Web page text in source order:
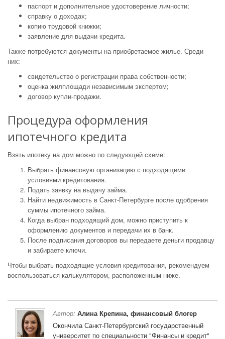
паспорт и дополнительное удостоверение личности;
справку о доходах;
копию трудовой книжки;
заявление для выдачи кредита.
Также потребуются документы на приобретаемое жилье. Среди
них:
свидетельство о регистрации права собственности;
оценка жилплощади независимым экспертом;
договор купли-продажи.
Процедура оформления
ипотечного кредита
Взять ипотеку на дом можно по следующей схеме:
Выбрать финансовую организацию с подходящими
условиями кредитования.
Подать заявку на выдачу займа.
Найти недвижимость в Санкт-Петербурге после одобрения
суммы ипотечного займа.
Когда выбран подходящий дом, можно приступить к
оформлению документов и передачи их в банк.
После подписания договоров вы передаете деньги продавцу
и забираете ключи.
Чтобы выбрать подходящие условия кредитования, рекомендуем
воспользоваться калькулятором, расположенным ниже.
Автор: Алина Крепина, финансовый блогер
Окончила Санкт-Петербургский государственный
университет по специальности "Финансы и кредит"